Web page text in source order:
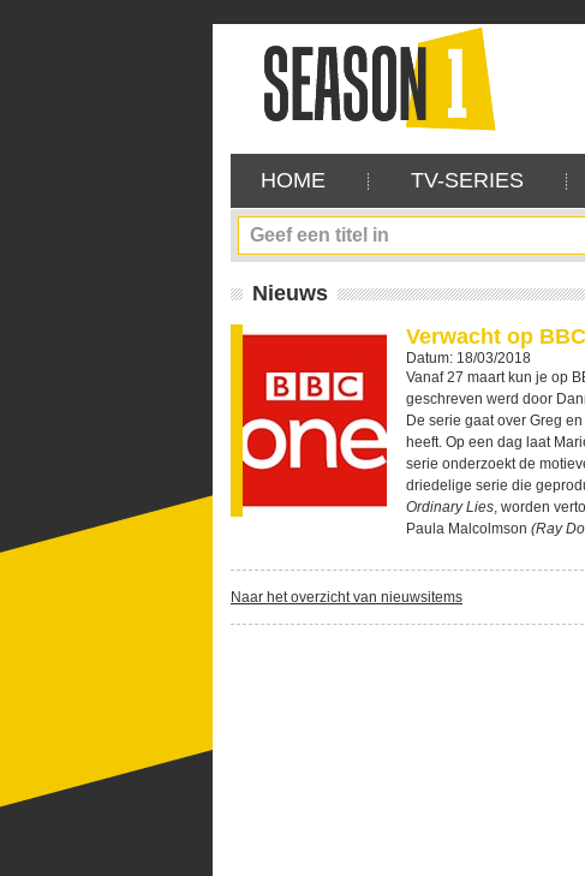
HOME TV-SERIES
Nieuws
Verwacht op
Datum: 18/03/2018
Vanaf 27 maart kun je op
geschreven werd door
De serie gaat over Greg
heeft. Op een dag laat
serie onderzoekt de
driedelige serie die
Ordinary Lies, worden
Paula Malcolmson (Ray
Naar het overzicht van nieuwsitems